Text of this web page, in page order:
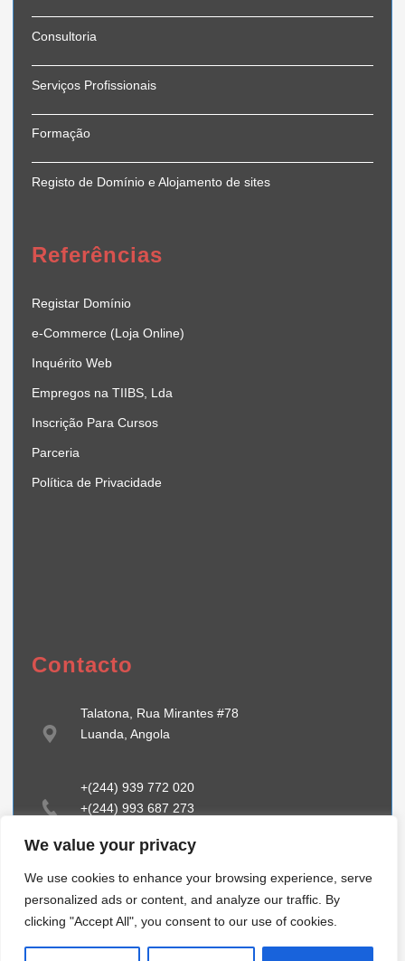
We value your privacy
We use cookies to enhance your browsing experience, serve
personalized ads or content, and analyze our traffic. By
clicking "Accept All", you consent to our use of cookies.
Consultoria
Serviços Profissionais
Formação
Registo de Domínio e Alojamento de sites
Referências
Registar Domínio
e-Commerce (Loja Online)
Inquérito Web
Empregos na TIIBS, Lda
Inscrição Para Cursos
Parceria
Política de Privacidade
Contacto
Talatona, Rua Mirantes #78
Luanda, Angola
+(244) 939 772 020
+(244) 993 687 273
www.tiibstechnnology.com
Designed byTIIBS, Lda - Technology Consultants | "You´ll Never